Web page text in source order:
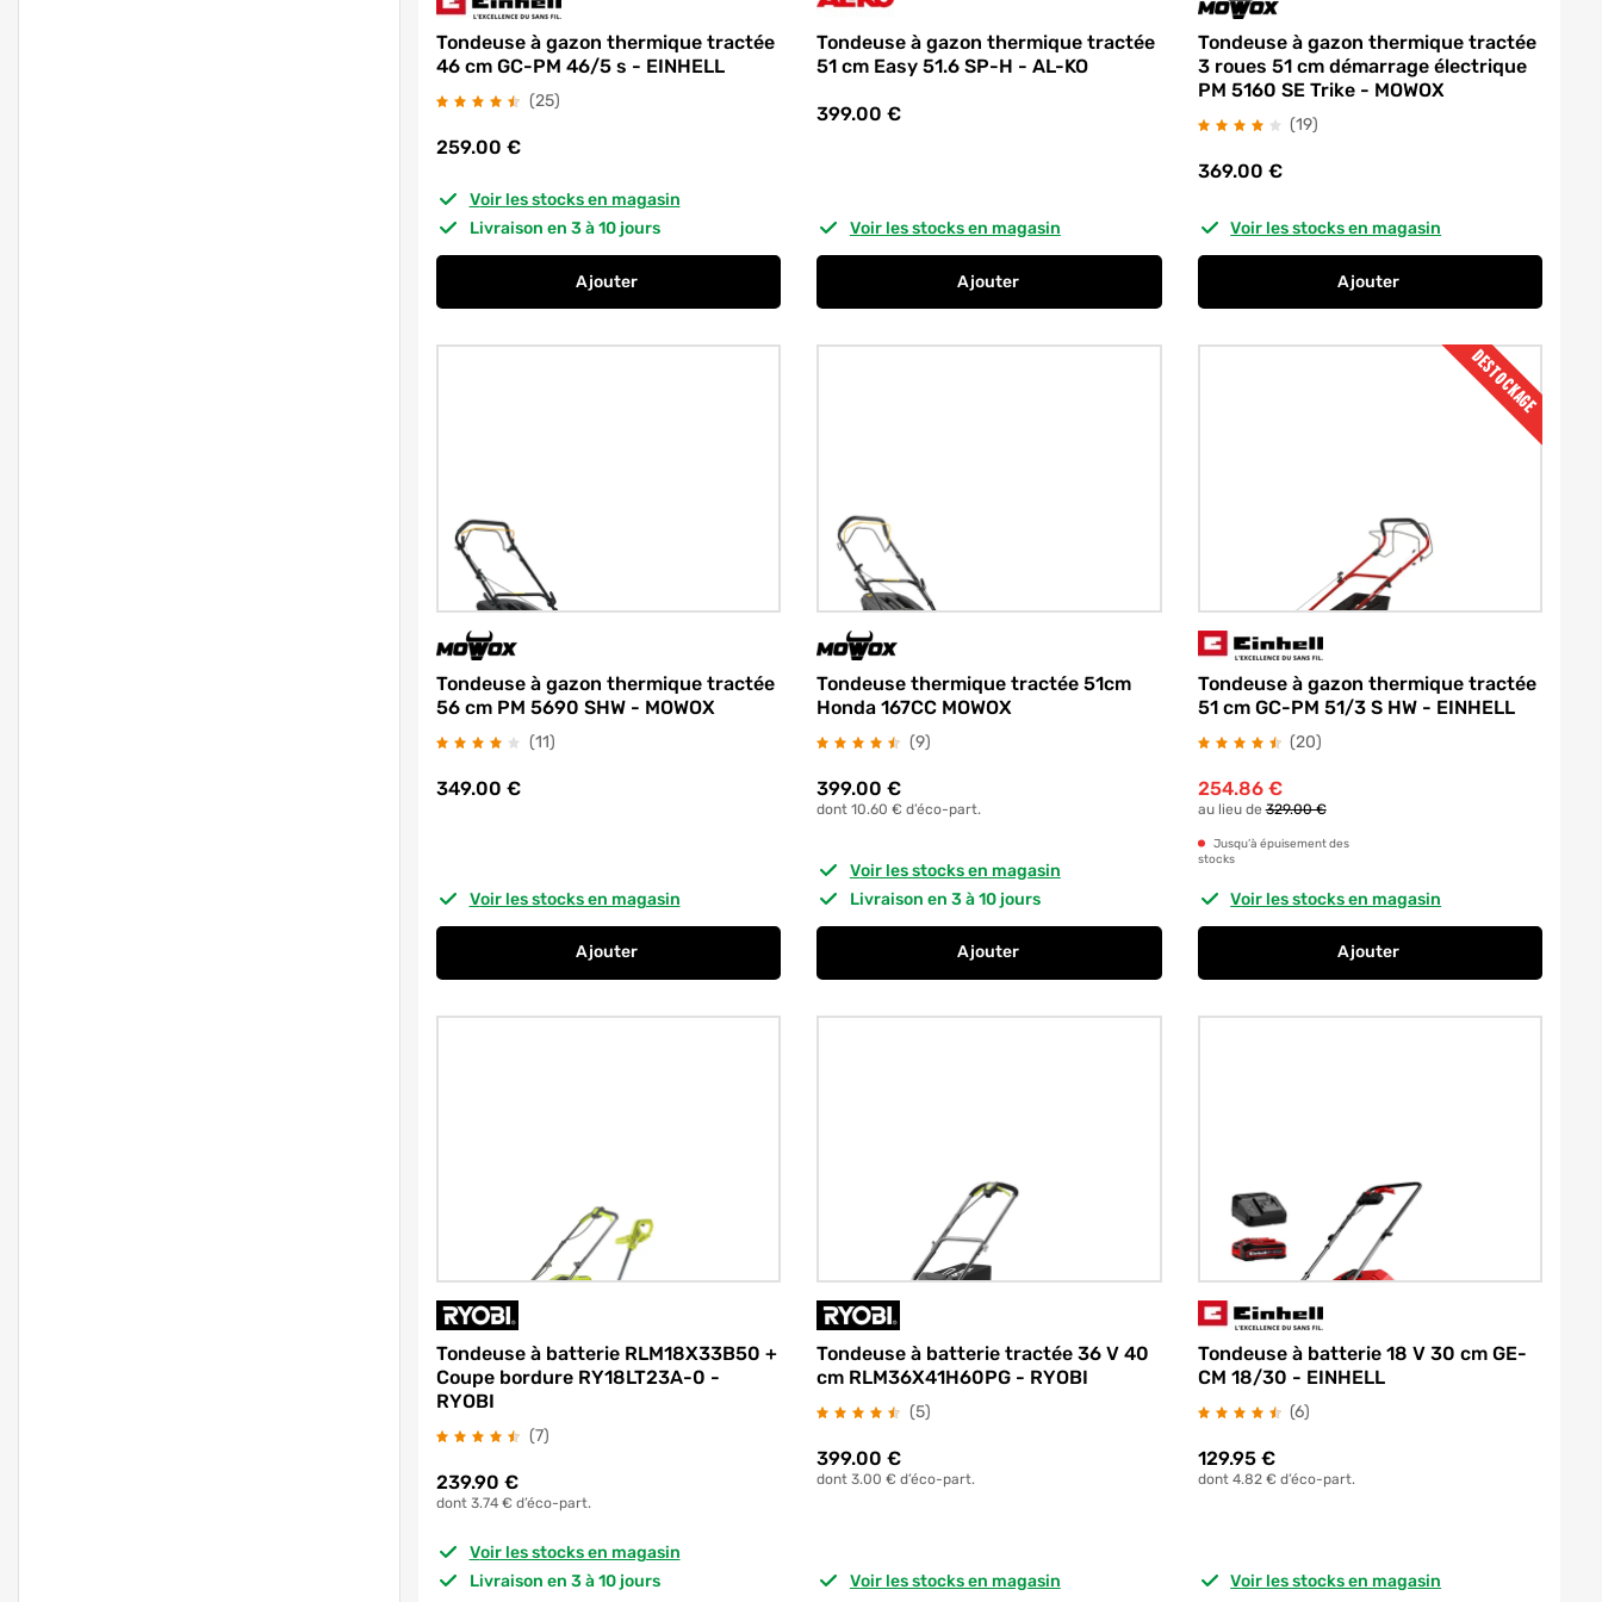
Tondeuse à gazon thermique tractée
46 cm GC-PM 46/5 s - EINHELL
(25)
259.00 €
Voir les stocks en magasin
Livraison en 3 à 10 jours
Ajouter
Tondeuse à gazon thermique tractée 46 cm GC-PM 46/5 s - EINHELL
Tondeuse à gazon thermique tractée
51 cm Easy 51.6 SP-H - AL-KO
399.00 €
Voir les stocks en magasin
Ajouter
Tondeuse à gazon thermique tractée 51 cm Easy 51.6 SP-H - AL-KO
Tondeuse à gazon thermique tractée
3 roues 51 cm démarrage électrique
PM 5160 SE Trike - MOWOX
(19)
369.00 €
Voir les stocks en magasin
Ajouter
Tondeuse à gazon
Tondeuse à gazon thermique tractée
56 cm PM 5690 SHW - MOWOX
(11)
349.00 €
Voir les stocks en magasin
Ajouter
Tondeuse thermique tractée 51cm
Honda 167CC MOWOX
(9)
399.00 €
dont 10.60 € d’éco-part.
Voir les stocks en magasin
Livraison en 3 à 10 jours
Ajouter
DESTOCKAGE
Tondeuse à gazon thermique tractée
51 cm GC-PM 51/3 S HW - EINHELL
(20)
254.86 €
au lieu de329.00 €
Jusqu’à épuisement des
stocks
Voir les stocks en magasin
Ajouter
Tondeuse à batterie RLM18X33B50 +
Coupe bordure RY18LT23A-0 -
RYOBI
(7)
239.90 €
dont 3.74 € d’éco-part.
Voir les stocks en magasin
Livraison en 3 à 10 jours
Tondeuse à batterie tractée 36 V 40
cm RLM36X41H60PG - RYOBI
(5)
399.00 €
dont 3.00 € d’éco-part.
Voir les stocks en magasin
Tondeuse à batterie 18 V 30 cm GE-
CM 18/30 - EINHELL
(6)
129.95 €
dont 4.82 € d’éco-part.
Voir les stocks en magasin